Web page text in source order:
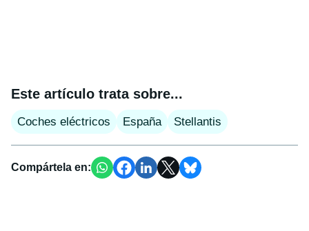
Este artículo trata sobre...
Coches eléctricos España Stellantis
Compártela en: